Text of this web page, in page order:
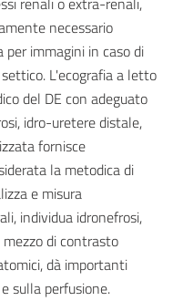
necessario
immagini in caso di
L'ecografia a letto
del DE con adeguato
idro-uretere distale,
fornisce
la metodica di
e misura
individua idronefrosi,
mezzo di contrasto
dà importanti
sulla perfusione.